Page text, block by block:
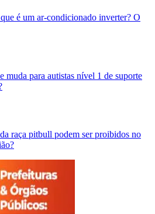
é um ar-condicionado inverter? O
muda para autistas nível 1 de suporte
raça pitbull podem ser proibidos no